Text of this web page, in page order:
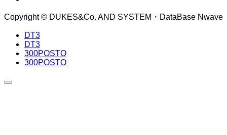
Copyright © DUKES&Co. AND SYSTEM・DataBase Nwave
DT3
DT3
300POSTO
300POSTO